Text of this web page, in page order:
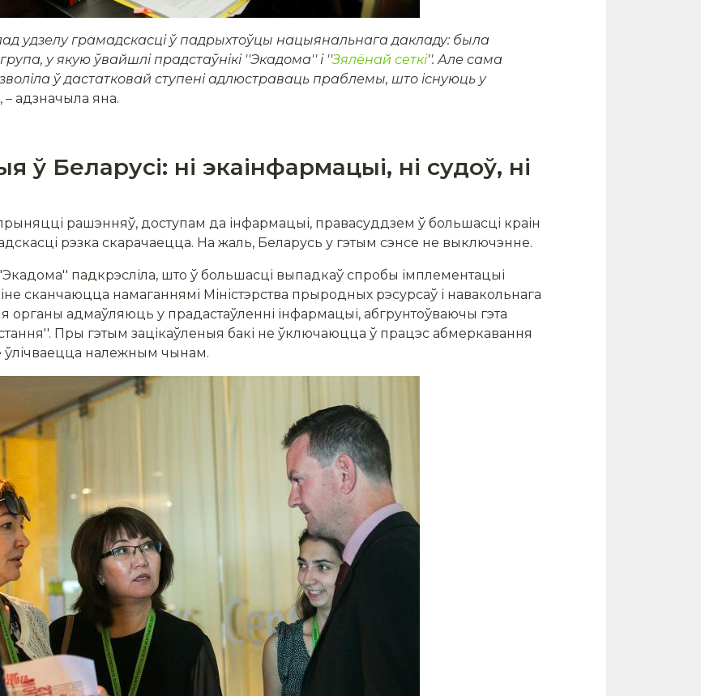
удзелу грамадскасці ў падрыхтоўцы нацыянальнага дакладу: была
у якую ўвайшлі прадстаўнікі ''Экадома'' і ''Зялёнай сеткі''. Але сама
ў дастатковай ступені адлюстраваць праблемы, што існуюць у
– адзначыла яна.
ў Беларусі: ні экаінфармацыі, ні судоў, ні
рашэнняў, доступам да інфармацыі, правасуддзем ў большасці краін
рэзка скарачаецца. На жаль, Беларусь у гэтым сэнсе не выключэнне.
падкрэсліла, што ў большасці выпадкаў спробы імплементацыі
сканчаюцца намаганнямі Міністэрства прыродных рэсурсаў і навакольнага
органы адмаўляюць у прадастаўленні інфармацыі, абгрунтоўваючы гэта
Пры гэтым зацікаўленыя бакі не ўключаюцца ў працэс абмеркавання
ўлічваецца належным чынам.